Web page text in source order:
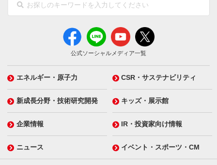
公式ソーシャルメディア一覧
エネルギー・原子力 CSR・サステナビリティ
新成長分野・技術研究開発 キッズ・展示館
企業情報 IR・投資家向け情報
ニュース イベント・スポーツ・CM